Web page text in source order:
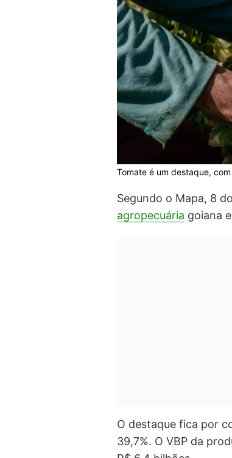
Tomate é um destaque,
Segundo o Mapa, 8
agropecuária goiana
O destaque fica por
39,7%. O VBP da